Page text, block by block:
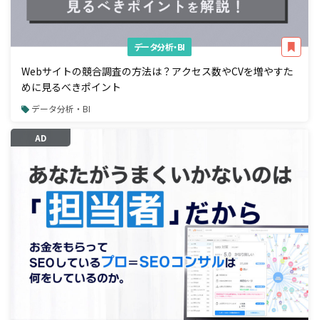
データ分析・BI
Webサイトの競合調査の方法は？アクセス数やCVを増やすた
めに見るべきポイント
データ分析・BI
AD